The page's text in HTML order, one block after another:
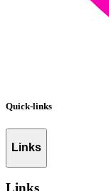
Quick-links
Links